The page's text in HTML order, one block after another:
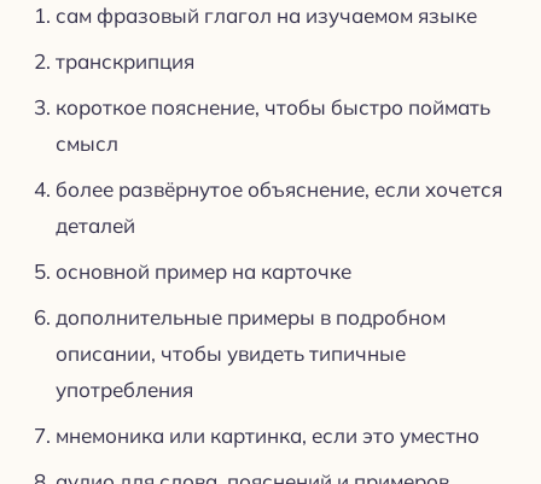
сам фразовый глагол на изучаемом языке
транскрипция
короткое пояснение, чтобы быстро поймать
смысл
более развёрнутое объяснение, если хочется
деталей
основной пример на карточке
дополнительные примеры в подробном
описании, чтобы увидеть типичные
употребления
мнемоника или картинка, если это уместно